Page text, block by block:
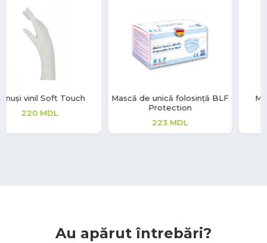
Mască de unică folosință BLF
Mănuși vinil Soft Touch
220
Au apărut întrebări?